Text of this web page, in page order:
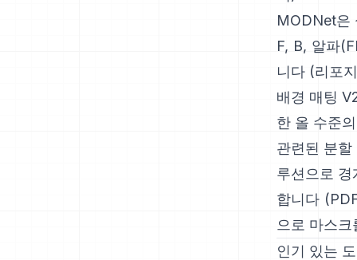
MODNet은
F, B, 알파
니다 (리포
배경 매팅
한 올 수준
관련된 분
루션으로
합니다 (
으로 마스
인기 있는